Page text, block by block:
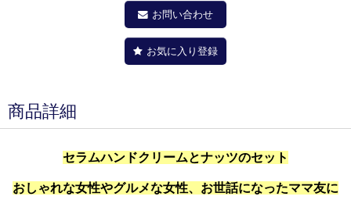
お問い合わせ
お気に入り登録
商品詳細
セラムハンドクリームとナッツのセット
おしゃれな女性やグルメな女性、お世話になったママ友に